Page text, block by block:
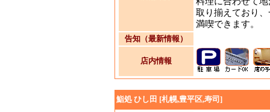
取り揃えており
満喫できます。
告知（最新情報）
店内情報
鮨処 ひし田 [札幌,豊平区,寿司]